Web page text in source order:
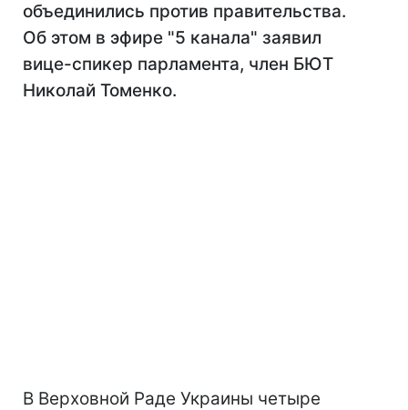
объединились против правительства.
Об этом в эфире "5 канала" заявил
вице-спикер парламента, член БЮТ
Николай Томенко.
В Верховной Раде Украины четыре